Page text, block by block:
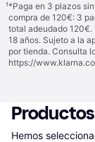
¹*Paga en 3 plazos
compra de 120€: 3
total adeudado 120€.
18 años. Sujeto a la
por tienda. Consulta
https://
Hemos